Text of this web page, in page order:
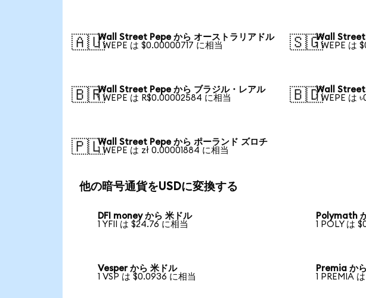
🇦🇺Wall Street Pepe から オーストラリアドル
1 WEPE は $0.00000717 に相当
🇸🇬Wall Street
1 WEPE は
🇧🇷Wall Street Pepe から ブラジル・レアル
1 WEPE は R$0.00002584 に相当
🇧🇩Wall Street
1 WEPE は
🇵🇱Wall Street Pepe から ポーランド ズロチ
1 WEPE は zł 0.00001884 に相当
他の暗号通貨をUSDに変換する
DFI money から 米ドル
1 YFII は $24.76 に相当
Polymath
1 POLY は
Vesper から 米ドル
1 VSP は $0.0936 に相当
Premia か
1 PREMIA